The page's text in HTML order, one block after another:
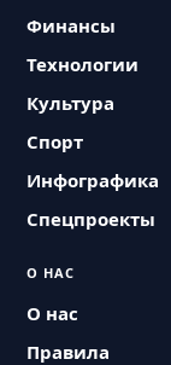
Финансы
Технологии
Культура
Спорт
Инфографика
Спецпроекты
О НАС
О нас
Правила